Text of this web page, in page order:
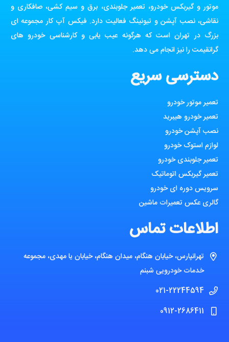
موتور و گیربکس خودرو، تعمیر جلوبندی، برق و سیم کشی، صافکاری و
نقاشی، نصب آپشن و تیونینگ فعالیت دارد. فیکس آپ کار مجموعه ای
بزرگ در تهران است که هرگونه عیب یابی و کارشناسی خودرو های
گرانقیمت را نیز انجام می دهد.
دسترسی سریع
تعمیر موتور خودرو
تعمیر خودرو هیبرید
نصب آپشن خودرو
لوازم استوک خودرو
تعمیر جلوبندی خودرو
تعمیر گیربکس اتوماتیک
سرویس دوره ای خودرو
گالری عکس تعمیرات ماشین
اطلاعات تماس
تهرانپارس، خیابان هنگام، میدان هنگام، خیابان یا مهدی، مجموعه
خدمات خودرویی شبنم
021-22244594
0912-2686411